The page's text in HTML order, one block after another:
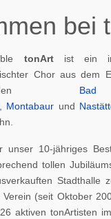
bei
tonArt ist ein
Chor aus dem
Montabaur und
unser 10-jähriges
tollen
Stadthalle
(seit Oktober
aktiven tonArtisten